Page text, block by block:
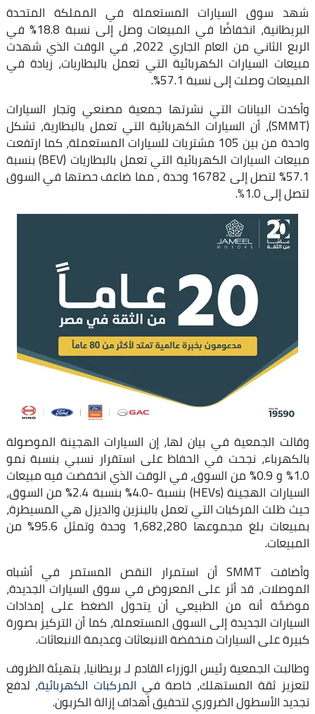
شهد سوق السيارات المستعملة في المملكة المتحدة
البريطانية، انخفاضًا في المبيعات وصل إلى نسبة 18.8% في
الربع الثاني من العام الجاري 2022، في الوقت الذي شهدت
مبيعات السيارات الكهربائية التي تعمل بالبطاريات، زيادة في
المبيعات وصلت إلى نسبة 57.1%.
وأكدت البيانات التي نشرتها جمعية مصنعي وتجار السيارات
(SMMT)، أن السيارات الكهربائية التي تعمل بالبطارية، تشكل
واحدة من بين 105 مشتريات للسيارات المستعملة، كما ارتفعت
مبيعات السيارات الكهربائية التي تعمل بالبطاريات (BEV) بنسبة
57.1% لتصل إلى 16782 وحدة ، مما ضاعف حصتها في السوق
لتصل إلى 1.0٪.
وقالت الجمعية في بيان لها، إن السيارات الهجينة الموصولة
بالكهرباء، نجحت في الحفاظ على استقرار نسبي بنسبة نمو
1.0% و 0.9% من السوق، في الوقت الذي انخفضت فيه مبيعات
السيارات الهجينة (HEVs) بنسبة -4.0% بنسبة 2.4% من السوق،
حيث ظلت المركبات التي تعمل بالبنزين والديزل هي المسيطرة،
بمبيعات بلغ مجموعها 1،682،280 وحدة وتمثل 95.6% من
المبيعات.
وأضافت SMMT أن استمرار النقص المستمر في أشباه
الموصلات، قد أثر على المعروض في سوق السيارات الجديدة،
موضحًة أنه من الطبيعي أن يتحول الضغط على إمدادات
السيارات الجديدة إلى السوق المستعملة، كما أن التركيز بصورة
كبيرة على السيارات منخفضة الانبعاثات وعديمة الانبعاثات.
وطالبت الجمعية رئيس الوزراء القادم لـ بريطانيا، بتهيئة الظروف
لتعزيز ثقة المستهلك، خاصة في المركبات الكهربائية، لدفع
تجديد الأسطول الضروري لتحقيق أهداف إزالة الكربون.